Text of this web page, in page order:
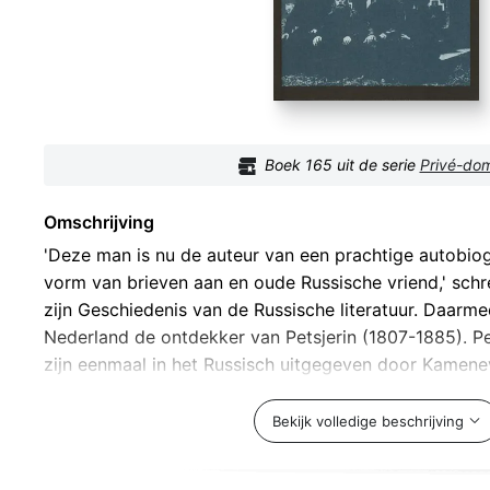
Boek 165 uit de serie Privé-
Omschrijving
'Deze man is nu de auteur van een prachtige
vorm van brieven aan en oude Russische vriend,'
zijn Geschiedenis van de Russische literatuur.
Nederland de ontdekker van Petsjerin (1807-1885).
zijn eenmaal in het Russisch uitgegeven door
hoogleraar had opgewerkt, had hij uren over de
gezeten: 'Frankrijk, België, Engeland! Mijn
Bekijk volledige beschrijving